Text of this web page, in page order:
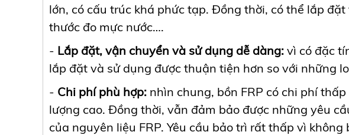
lớn, có cấu trúc khá phức tạp. Đồng thời, có thể lắp
thước đo mực nước….
- Lắp đặt, vận chuyển và sử dụng dễ dàng: vì có đặc
lắp đặt và sử dụng được thuận tiện hơn so với những
- Chi phí phù hợp: nhìn chung, bồn FRP có chi phí
lượng cao. Đồng thời, vẫn đảm bảo được những yêu
của nguyên liệu FRP. Yêu cầu bảo trì rất thấp vì